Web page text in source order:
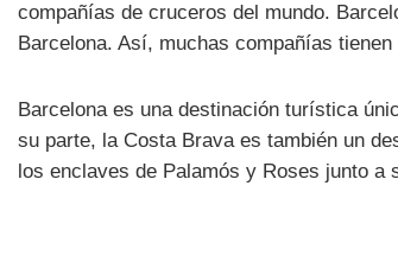
compañías de cruceros del mundo.
Barcelona. Así, muchas compañías
Barcelona es una destinación turística
su parte, la Costa Brava es también un
los enclaves de Palamós y Roses junto